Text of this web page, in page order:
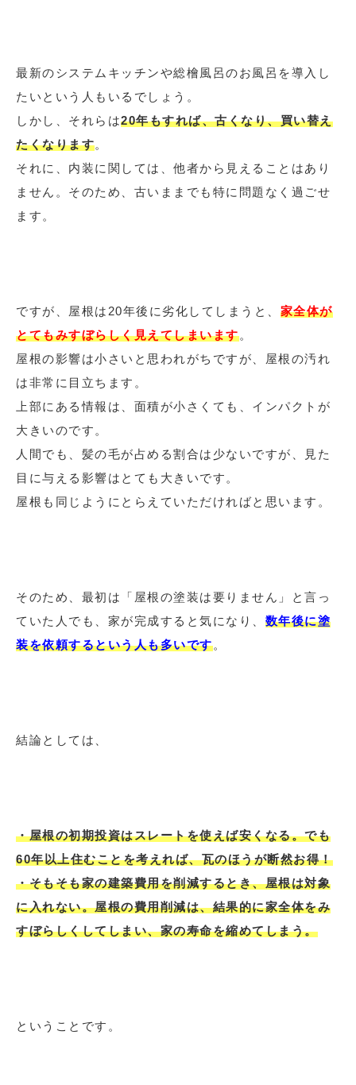
最新のシステムキッチンや総檜風呂のお風呂を導入し
たいという人もいるでしょう。
しかし、それらは20年もすれば、古くなり、買い替え
たくなります。
それに、内装に関しては、他者から見えることはあり
ません。そのため、古いままでも特に問題なく過ごせ
ます。
ですが、屋根は20年後に劣化してしまうと、 家全体が
とてもみすぼらしく見えてしまいます。
屋根の影響は小さいと思われがちですが、屋根の汚れ
は非常に目立ちます。
上部にある情報は、面積が小さくても、インパクトが
大きいのです。
人間でも、髪の毛が占める割合は少ないですが、見た
目に与える影響はとても大きいです。
屋根も同じようにとらえていただければと思います。
そのため、最初は「屋根の塗装は要りません」と言っ
ていた人でも、家が完成すると気になり、 数年後に塗
装を依頼するという人も多いです。
結論としては、
・屋根の初期投資はスレートを使えば安くなる。でも
60年以上住むことを考えれば、瓦のほうが断然お得！
・そもそも家の建築費用を削減するとき、屋根は対象
に入れない。屋根の費用削減は、結果的に家全体をみ
すぼらしくしてしまい、家の寿命を縮めてしまう。
ということです。